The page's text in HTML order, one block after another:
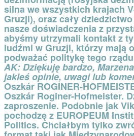
silna we wszystkich krajach
Gruzji), oraz cały
nasze doświadczenia z
abyśmy utrzymali kontakt z
ludźmi w Gruzji, którzy mają
podważać politykę tego
AK:Dziękuję bardzo,
jakieś opinie, uwagi lub
Oszkár ROGINER-
Oszkár Roginer-Hofmeister.
zaproszenie. Podobnie jak
pochodzę z EUROPEUM
Politics. Chciałbym tylko